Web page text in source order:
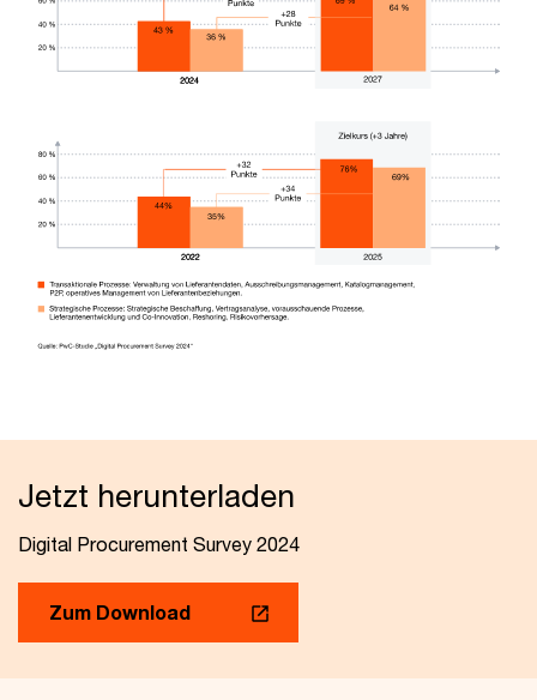
Jetzt herunterladen
Digital Procurement Survey 2024
Zum Download